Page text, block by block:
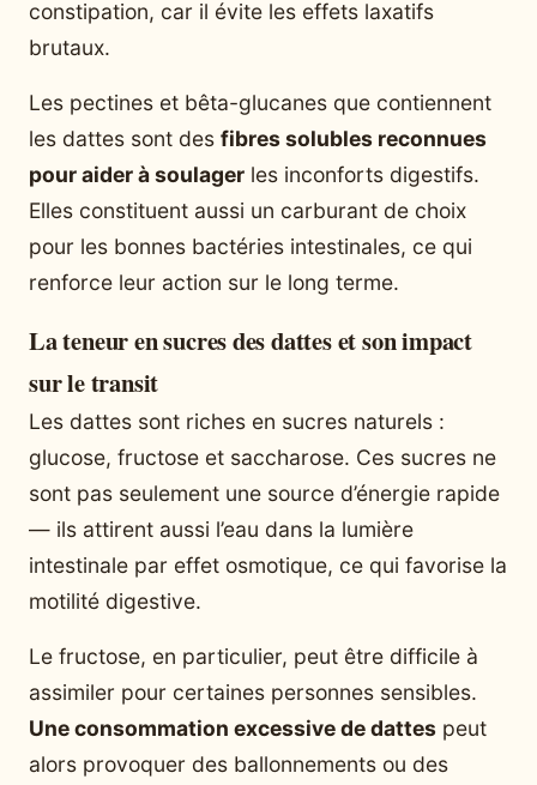
constipation, car il évite les effets laxatifs
brutaux.
Les pectines et bêta-glucanes que contiennent
les dattes sont des fibres solubles reconnues
pour aider à soulager les inconforts digestifs.
Elles constituent aussi un carburant de choix
pour les bonnes bactéries intestinales, ce qui
renforce leur action sur le long terme.
La teneur en sucres des dattes et son impact
sur le transit
Les dattes sont riches en sucres naturels :
glucose, fructose et saccharose. Ces sucres ne
sont pas seulement une source d’énergie rapide
— ils attirent aussi l’eau dans la lumière
intestinale par effet osmotique, ce qui favorise la
motilité digestive.
Le fructose, en particulier, peut être difficile à
assimiler pour certaines personnes sensibles.
Une consommation excessive de dattes peut
alors provoquer des ballonnements ou des